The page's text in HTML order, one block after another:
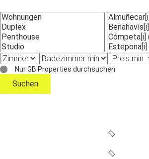
Nur GB Properties durchsuchen